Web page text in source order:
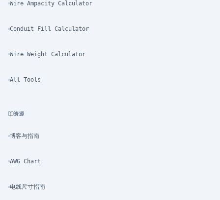
Wire Ampacity Calculator
Conduit Fill Calculator
Wire Weight Calculator
All Tools
资源
博客与指南
AWG Chart
电线尺寸指南